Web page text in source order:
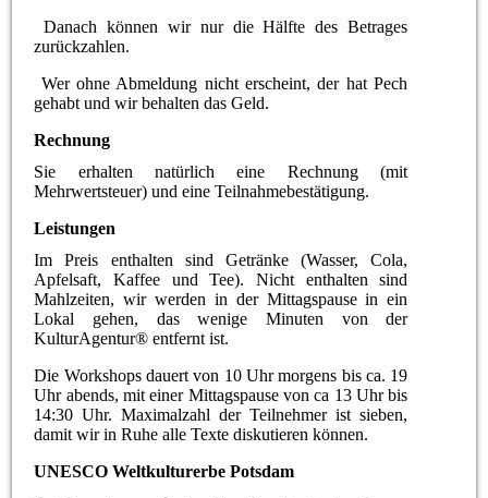
Danach können wir nur die Hälfte des Betrages
zurückzahlen.
Wer ohne Abmeldung nicht erscheint, der hat Pech
gehabt und wir behalten das Geld.
Rechnung
Sie erhalten natürlich eine Rechnung (mit
Mehrwertsteuer) und eine Teilnahmebestätigung.
Leistungen
Im Preis enthalten sind Getränke (Wasser, Cola,
Apfelsaft, Kaffee und Tee). Nicht enthalten sind
Mahlzeiten, wir werden in der Mittagspause in ein
Lokal gehen, das wenige Minuten von der
KulturAgentur® entfernt ist.
Die Workshops dauert von 10 Uhr morgens bis ca. 19
Uhr abends, mit einer Mittagspause von ca 13 Uhr bis
14:30 Uhr. Maximalzahl der Teilnehmer ist sieben,
damit wir in Ruhe alle Texte diskutieren können.
UNESCO Weltkulturerbe Potsdam